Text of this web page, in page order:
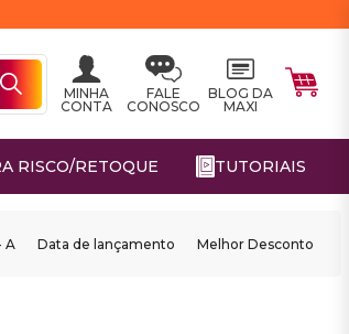
MINHA
CONTA
FALE
CONOSCO
BLOG DA
MAXI
RISCO/RETOQUE TUTORIAIS
A Data de lançamento Melhor Desconto